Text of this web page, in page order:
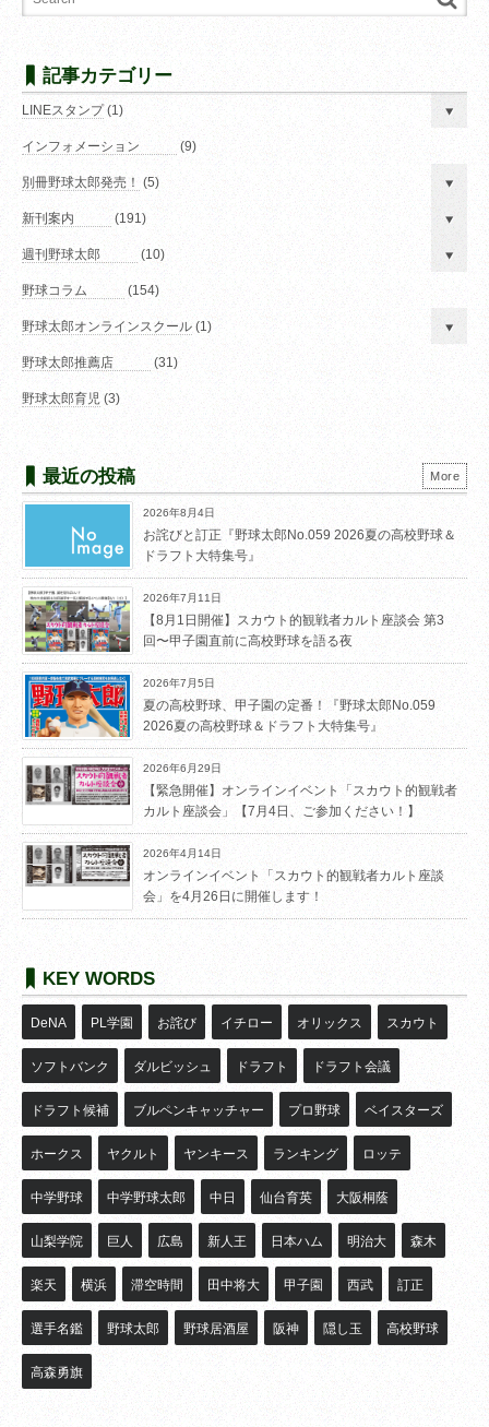
記事カテゴリー
LINEスタンプ(1)
インフォメーション (9)
別冊野球太郎発売！ (5)
新刊案内 (191)
週刊野球太郎 (10)
野球コラム (154)
野球太郎オンラインスクール (1)
野球太郎推薦店 (31)
野球太郎育児 (3)
最近の投稿
2026年8月4日
お詫びと訂正『野球太郎No.059 2026夏の高校野球＆
ドラフト大特集号』
2026年7月11日
【8月1日開催】スカウト的観戦者カルト座談会 第3
回〜甲子園直前に高校野球を語る夜
2026年7月5日
夏の高校野球、甲子園の定番！『野球太郎No.059
2026夏の高校野球＆ドラフト大特集号』
2026年6月29日
【緊急開催】オンラインイベント「スカウト的観戦者
カルト座談会」【7月4日、ご参加ください！】
2026年4月14日
オンラインイベント「スカウト的観戦者カルト座談
会」を4月26日に開催します！
More
KEY WORDS
DeNA PL学園 お詫び イチロー オリックス スカウト
ソフトバンク ダルビッシュ ドラフト ドラフト会議
ドラフト候補 ブルペンキャッチャー プロ野球 ベイスターズ
ホークス ヤクルト ヤンキース ランキング ロッテ
中学野球 中学野球太郎 中日 仙台育英 大阪桐蔭
山梨学院 巨人 広島 新人王 日本ハム 明治大 森木
楽天 横浜 滞空時間 田中将大 甲子園 西武 訂正
選手名鑑 野球太郎 野球居酒屋 阪神 隠し玉 高校野球
高森勇旗